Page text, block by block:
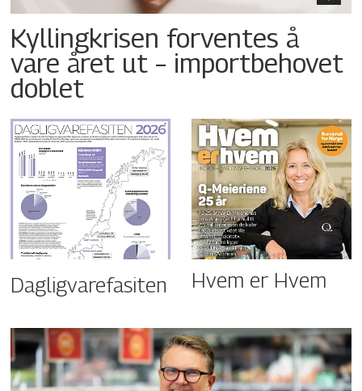
Kyllingkrisen forventes å
vare året ut – importbehovet
doblet
Dagligvarefasiten Hvem er Hvem